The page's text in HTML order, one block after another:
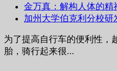
金万真：解构人体的精
加州大学伯克利分校
为了提高自行车的便利性，
胎，骑行起来很...